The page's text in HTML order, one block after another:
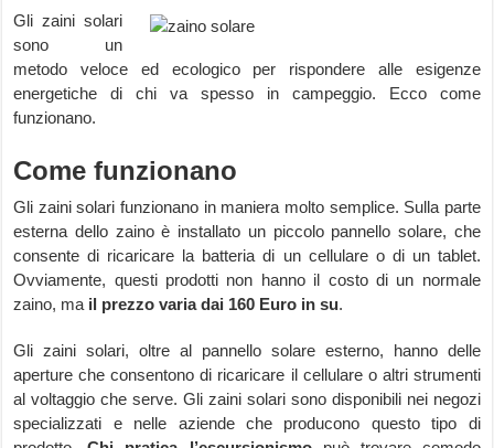
Gli zaini solari
sono un
metodo veloce ed ecologico per rispondere alle esigenze
energetiche di chi va spesso in campeggio. Ecco come
funzionano.
Come funzionano
Gli zaini solari funzionano in maniera molto semplice. Sulla parte
esterna dello zaino è installato un piccolo pannello solare, che
consente di ricaricare la batteria di un cellulare o di un tablet.
Ovviamente, questi prodotti non hanno il costo di un normale
zaino, ma il prezzo varia dai 160 Euro in su.
Gli zaini solari, oltre al pannello solare esterno, hanno delle
aperture che consentono di ricaricare il cellulare o altri strumenti
al voltaggio che serve. Gli zaini solari sono disponibili nei negozi
specializzati e nelle aziende che producono questo tipo di